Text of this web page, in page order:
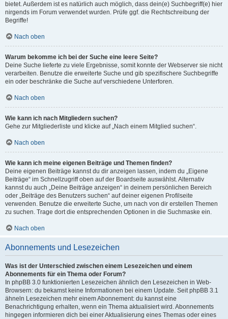
bietet. Außerdem ist es natürlich auch möglich, dass dein(e) Suchbegriff(e) hier
nirgends im Forum verwendet wurden. Prüfe ggf. die Rechtschreibung der
Begriffe!
Nach oben
Warum bekomme ich bei der Suche eine leere Seite?
Deine Suche lieferte zu viele Ergebnisse, somit konnte der Webserver sie nicht
verarbeiten. Benutze die erweiterte Suche und gib spezifischere Suchbegriffe
ein oder beschränke die Suche auf verschiedene Unterforen.
Nach oben
Wie kann ich nach Mitgliedern suchen?
Gehe zur Mitgliederliste und klicke auf „Nach einem Mitglied suchen“.
Nach oben
Wie kann ich meine eigenen Beiträge und Themen finden?
Deine eigenen Beiträge kannst du dir anzeigen lassen, indem du „Eigene
Beiträge“ im Schnellzugriff oben auf der Boardseite auswählst. Alternativ
kannst du auch „Deine Beiträge anzeigen“ in deinem persönlichen Bereich
oder „Beiträge des Benutzers suchen“ auf deiner eigenen Profilseite
verwenden. Benutze die erweiterte Suche, um nach von dir erstellen Themen
zu suchen. Trage dort die entsprechenden Optionen in die Suchmaske ein.
Nach oben
Abonnements und Lesezeichen
Was ist der Unterschied zwischen einem Lesezeichen und einem
Abonnements für ein Thema oder Forum?
In phpBB 3.0 funktionierten Lesezeichen ähnlich den Lesezeichen in Web-
Browsern: du bekamst keine Informationen bei einem Update. Seit phpBB 3.1
ähneln Lesezeichen mehr einem Abonnement: du kannst eine
Benachrichtigung erhalten, wenn ein Thema aktualisiert wird. Abonnements
hingegen informieren dich bei einer Aktualisierung eines Themas oder eines